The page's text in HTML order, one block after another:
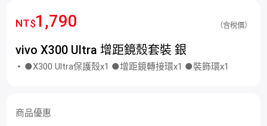
NT$1,790 （含稅價）
vivo X300 Ultra 增距鏡殼套裝 銀
●X300 Ultra保護殼x1 ●增距鏡轉接環x1 ●裝飾環x1
商品優惠